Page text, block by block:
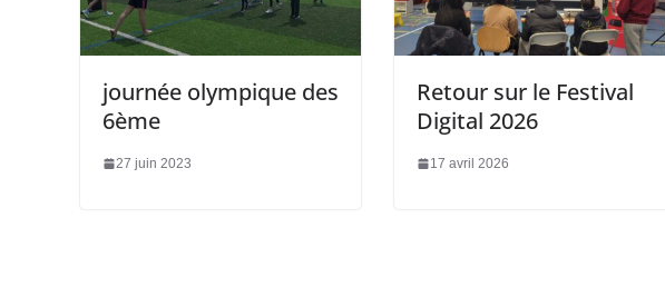
journée olympique des
6ème
27 juin 2023
Retour sur le Festival
Digital 2026
17 avril 2026